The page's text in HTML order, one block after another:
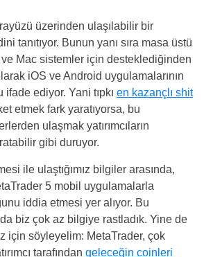
üzerinden ulaşılabilir bir
tanıtıyor. Bunun yanı sıra masa üstü
ve Mac sistemler için desteklediğinden
iOS ve Android uygulamalarının
ediyor. Yani tıpkı en kazançlı shit
etmek fark yaratıyorsa, bu
ulaşmak yatırımcıların
gibi duruyor.
ile ulaştığımız bilgiler arasında,
5 mobil uygulamalarla
iddia etmesi yer alıyor. Bu
biz çok az bilgiye rastladık. Yine de
için söyleyelim: MetaTrader, çok
tarafından geleceğin coinleri